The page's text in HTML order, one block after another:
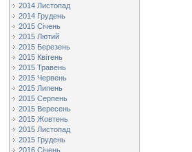
2014 Листопад
2014 Грудень
2015 Січень
2015 Лютий
2015 Березень
2015 Квітень
2015 Травень
2015 Червень
2015 Липень
2015 Серпень
2015 Вересень
2015 Жовтень
2015 Листопад
2015 Грудень
2016 Січень